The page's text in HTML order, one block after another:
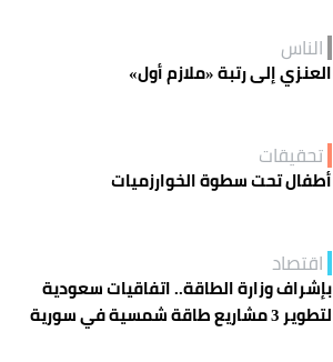
الناس
العنزي إلى رتبة «ملازم أول»
تحقيقات
أطفال تحت سطوة الخوارزميات
اقتصاد
بإشراف وزارة الطاقة.. اتفاقيات سعودية
لتطوير 3 مشاريع طاقة شمسية في سورية